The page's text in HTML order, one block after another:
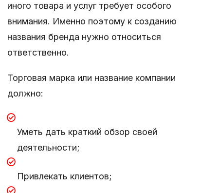
иного товара и услуг требует особого
внимания. Именно поэтому к созданию
названия бренда нужно относиться
ответственно.
Торговая марка или название компании
должно:
Уметь дать краткий обзор своей
деятельности;
Привлекать клиентов;